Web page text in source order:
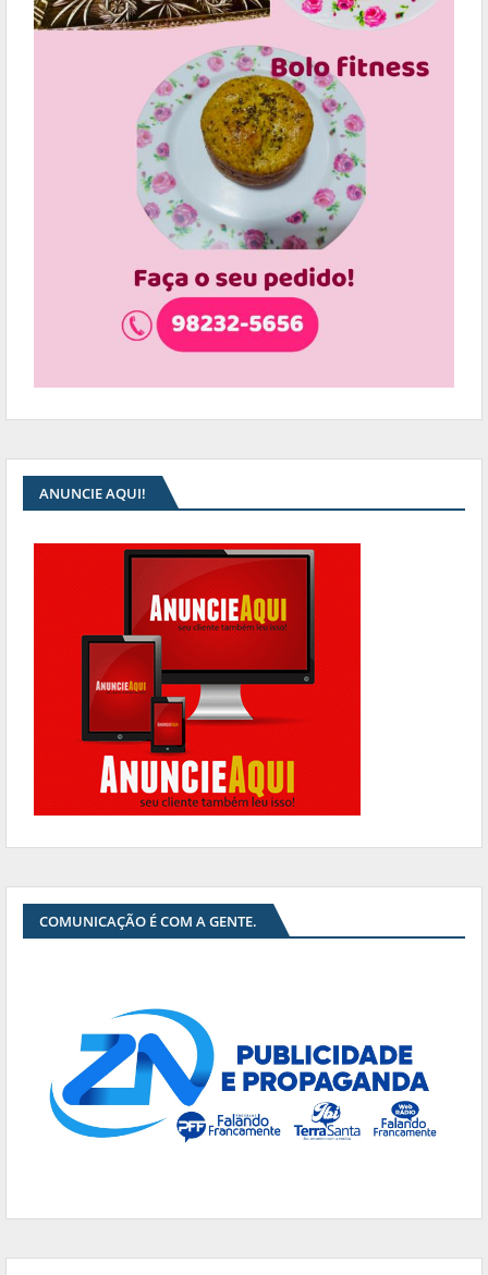
ANUNCIE AQUI!
COMUNICAÇÃO É COM A GENTE.